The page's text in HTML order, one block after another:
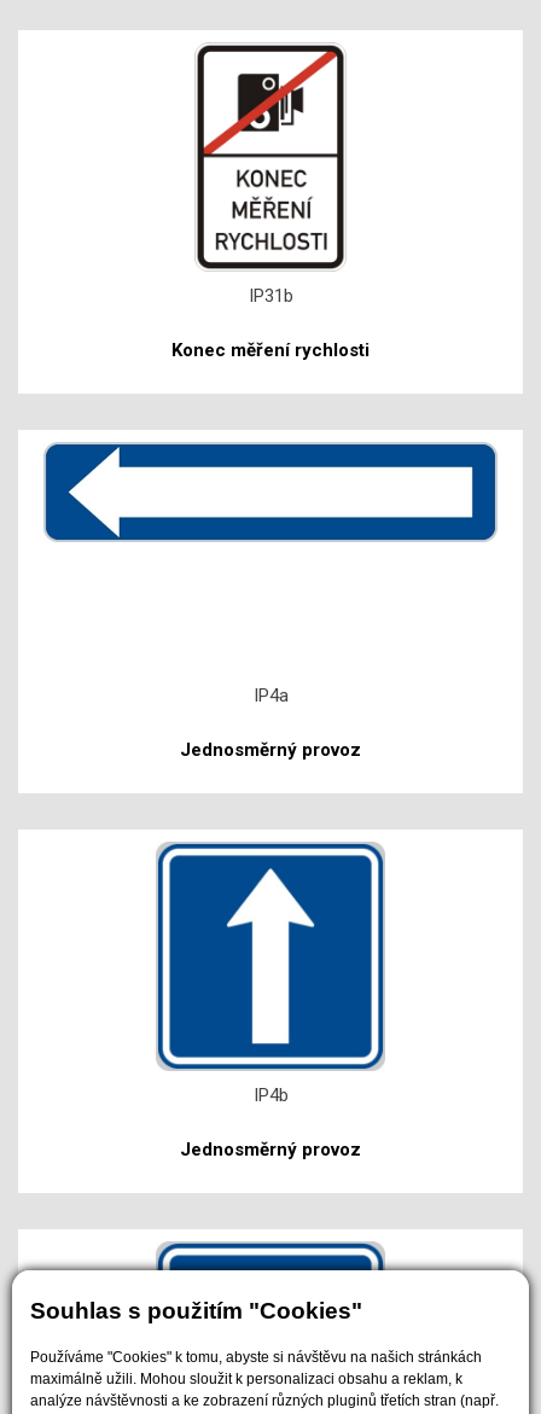
Souhlas s použitím "Cookies"
Používáme "Cookies" k tomu, abyste si návštěvu na našich stránkách
maximálně užili. Mohou sloužit k personalizaci obsahu a reklam, k
analýze návštěvnosti a ke zobrazení různých pluginů třetích stran (např.
IP31b
Konec měření rychlosti
IP4a
Jednosměrný provoz
IP4b
Jednosměrný provoz